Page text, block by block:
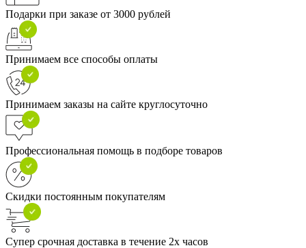
Подарки при заказе от 3000 рублей
Принимаем все способы оплаты
Принимаем заказы на сайте круглосуточно
Профессиональная помощь в подборе товаров
Скидки постоянным покупателям
Супер срочная доставка в течение 2х часов